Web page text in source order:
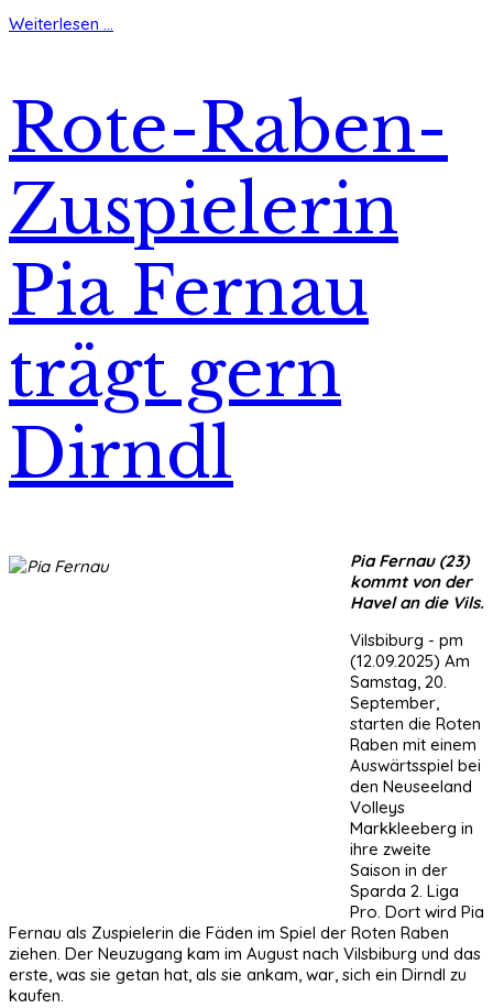
Weiterlesen ...
Rote-Raben-
Zuspielerin
Pia Fernau
trägt gern
Dirndl
Pia Fernau (23)
kommt von der
Havel an die Vils.
Vilsbiburg - pm
(12.09.2025) Am
Samstag, 20.
September,
starten die Roten
Raben mit einem
Auswärtsspiel bei
den Neuseeland
Volleys
Markkleeberg in
ihre zweite
Saison in der
Sparda 2. Liga
Pro. Dort wird Pia
Fernau als Zuspielerin die Fäden im Spiel der Roten Raben
ziehen. Der Neuzugang kam im August nach Vilsbiburg und das
erste, was sie getan hat, als sie ankam, war, sich ein Dirndl zu
kaufen.